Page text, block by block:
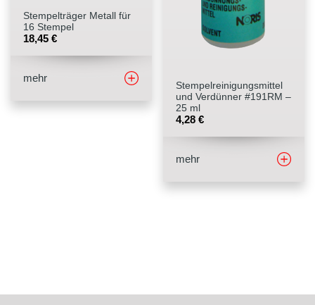
Stempelträger Metall für
16 Stempel
18,45 €
mehr
Stempelreinigungsmittel
und Verdünner #191RM –
25 ml
4,28€
mehr